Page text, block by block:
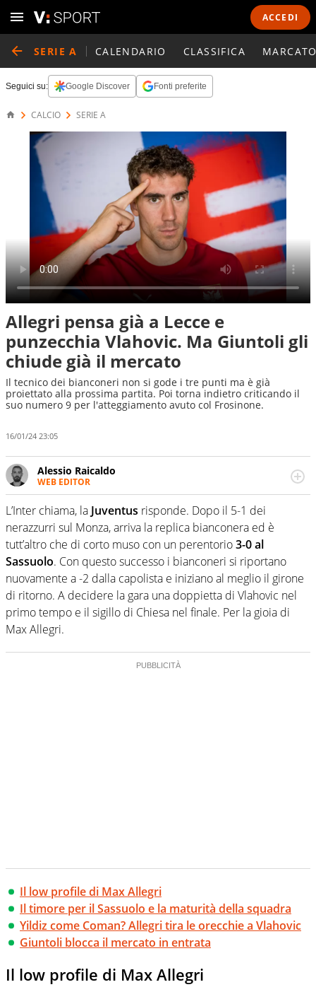
ACCEDI
SERIE A CALENDARIO CLASSIFICA
Seguici su: Google Discover Fonti preferite
CALCIO SERIE A
Allegri pensa già a Lecce e
punzecchia Vlahovic. Ma Giuntoli gli
chiude già il mercato
Il tecnico dei bianconeri non si gode i tre punti ma è già
proiettato alla prossima partita. Poi torna indietro criticando il
suo numero 9 per l'atteggiamento avuto col Frosinone.
16/01/24 23:05
Alessio Raicaldo
WEB EDITOR
Un figlio che si chiama Diego e la tesi di laurea sugli stadi
di proprietà in Italia. Il calcio quale filo conduttore
irrinunciabile tra passione e professione. Per Virgilio
Sport indaga, approfondisce e scandaglia l'universo
mondo dello sport per antonomasia
L’Inter chiama, la Juventus risponde. Dopo il 5-1 dei
nerazzurri sul Monza, arriva la replica bianconera ed è
tutt’altro che di corto muso con un perentorio3-0 al
Sassuolo. Con questo successo i bianconeri si riportano
nuovamente a -2 dalla capolista e iniziano al meglio il girone
di ritorno. A decidere la gara una doppietta di Vlahovic nel
primo tempo e il sigillo di Chiesa nel finale. Per la gioia di
Max Allegri.
Il low profile di Max Allegri
Il timore per il Sassuolo e la maturità della squadra
Yildiz come Coman? Allegri tira le orecchie a Vlahovic
Giuntoli blocca il mercato in entrata
Il low profile di Max Allegri